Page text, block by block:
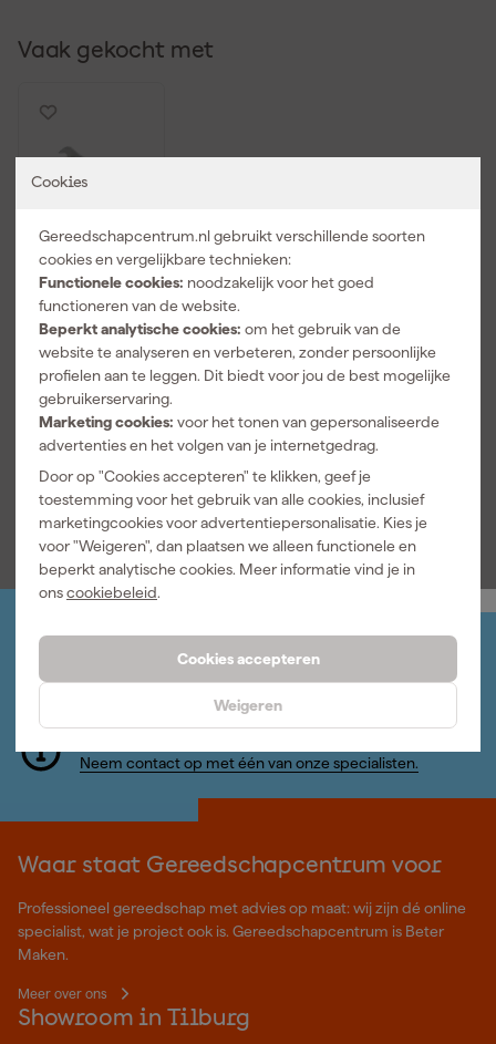
Cookies
Gereedschapcentrum.nl gebruikt verschillende soorten
cookies en vergelijkbare technieken:
Functionele cookies: noodzakelijk voor het goed
functioneren van de website.
Beperkt analytische cookies: om het gebruik van de
website te analyseren en verbeteren, zonder persoonlijke
profielen aan te leggen. Dit biedt voor jou de best mogelijke
gebruikerservaring.
Marketing cookies: voor het tonen van gepersonaliseerde
advertenties en het volgen van je internetgedrag.
Door op "Cookies accepteren" te klikken, geef je
toestemming voor het gebruik van alle cookies, inclusief
marketingcookies voor advertentiepersonalisatie. Kies je
voor "Weigeren", dan plaatsen we alleen functionele en
beperkt analytische cookies. Meer informatie vind je in
onscookiebeleid.
Cookies accepteren
Weigeren
Vaak gekocht met
StealthMount
s DHSP-SP-10
Drawer Hive
Sleutelhouder
voor ladekast
- zwart - 10
stuks
Maandag
bezorgd
16,99
incl. BTW
Log-in en beheer je bestellingen en gegevens
Inschrijven wekelijkse nieuwsbrief
Neem contact op met één van onze specialisten.
Waar staat Gereedschapcentrum voor
Professioneel gereedschap met advies op maat: wij zijn dé online
specialist, wat je project ook is. Gereedschapcentrum is Beter
Maken.
Meer over ons
Showroom in Tilburg